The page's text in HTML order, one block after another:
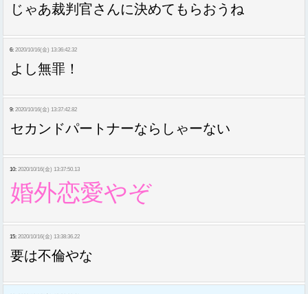
じゃあ裁判官さんに決めてもらおうね
6: 2020/10/16(金) 13:36:42.32
よし無罪！
9: 2020/10/16(金) 13:37:42.82
セカンドパートナーならしゃーない
10: 2020/10/16(金) 13:37:50.13
婚外恋愛やぞ
15: 2020/10/16(金) 13:38:36.22
要は不倫やな